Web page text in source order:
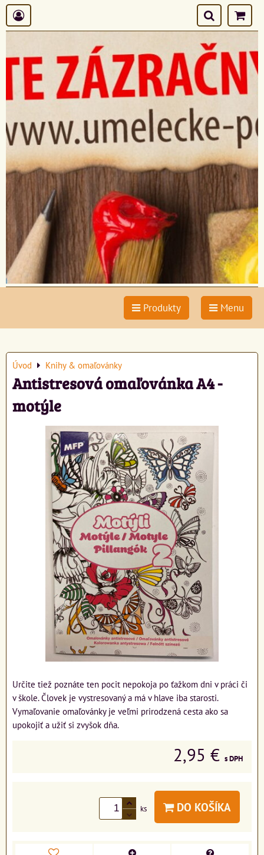
Produkty Menu
Úvod Knihy & omaľovánky
Antistresová omaľovánka A4 -
motýle
Určite tiež poznáte ten pocit nepokoja po ťažkom dni v práci či
v škole. Človek je vystresovaný a má v hlave iba starosti.
Vymaľovanie omaľovánky je veľmi prirodzená cesta ako sa
upokojiť a užiť si zvyšok dňa.
2,95 € s DPH
ks DO KOŠÍKA